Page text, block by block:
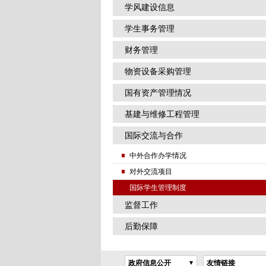
学风建设信息
学生事务管理
财务管理
物资设备采购管理
国有资产管理情况
基建与维修工程管理
国际交流与合作
中外合作办学情况
对外交流项目
国际学生管理制度
监督工作
后勤保障
政府信息公开 友情链接